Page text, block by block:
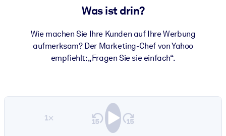
vertrauenswürdigem, praxisnahem Business-Wissen.
Nutzen Sie verlässliches, strukturiertes Wissen, um die Ergebnisse
Ihrer KI-Systeme zu optimieren.
Was ist drin?
Wie machen Sie Ihre Kunden auf Ihre Werbung
aufmerksam? Der Marketing-Chef von Yahoo
empfiehlt: „Fragen Sie sie einfach“.
1×